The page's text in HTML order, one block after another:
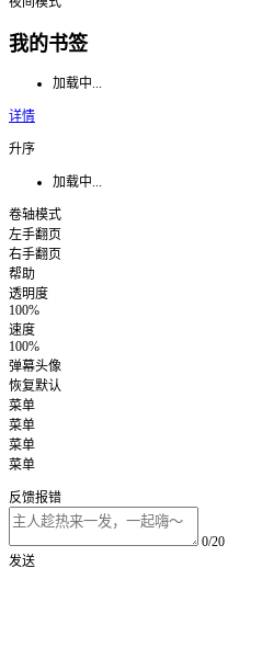
我的书签
加载中...
详情
升序
加载中...
卷轴模式
左手翻页
右手翻页
帮助
透明度
100%
速度
100%
弹幕头像
恢复默认
菜单
菜单
菜单
菜单
反馈报错
0/20
发送